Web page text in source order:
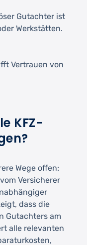
Gutachter ist
Werkstätten.
Vertrauen von
KFZ-
Wege offen:
Versicherer
dass die
Gutachters am
alle relevanten